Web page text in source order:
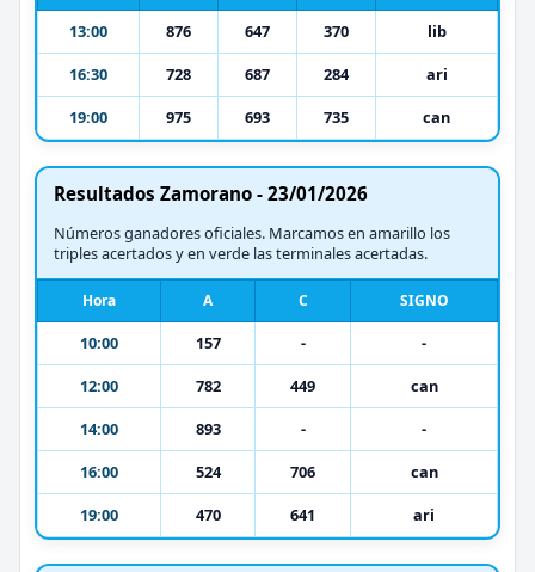
13:00 876 647 370
lib
16:30
728 687 284
ari
19:00
975 693 735 can
Resultados Zamorano - 23/01/2026
Números ganadores oficiales. Marcamos en amarillo los
triples acertados y en verde las terminales acertadas.
Hora A C SIGNO
10:00 157 -
-
12:00
782 449
can
14:00
893 -
-
16:00
524 706
can
19:00
470 641 ari